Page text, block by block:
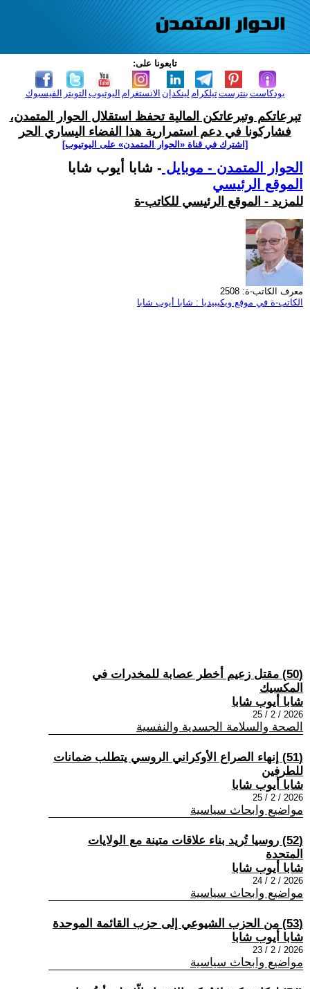
تابعونا على:
الفيسبوك التويتر اليوتيوب الانستغرام لينكدإن تيلكرامبنترست بودكاست
تبرعاتكم وتبرعاتكن المالية تحفظ استقلال الحوار المتمدن،
فشاركونا في دعم استمرارية هذا الفضاء اليساري الحر
[اشترك في قناة ‫«الحوار المتمدن» على اليوتيوب]
الحوار المتمدن - موبايل - شابا أيوب شابا
الموقع الرئيسي
للمزيد - الموقع الرئيسي للكاتب-ة
معرف الكاتب-ة: 2508
الكاتب-ة في موقع ويكيبيديا : شابا أيوب شابا
(50) مقتل زعيم أخطر عصابة للمخدرات في
المكسيك
شابا أيوب شابا
2026 / 2 / 25
الصحة والسلامة الجسدية والنفسية
(51) إنهاء الصراع الأوكراني الروسي يتطلب ضمانات
للطرفين
شابا أيوب شابا
2026 / 2 / 25
مواضيع وابحاث سياسية
(52) روسيا تُريد بناء علاقات متينة مع الولايات
المتحدة
شابا أيوب شابا
2026 / 2 / 24
مواضيع وابحاث سياسية
(53) من الحزب الشيوعي إلى حزب القائمة الموحدة
شابا أيوب شابا
2026 / 2 / 23
مواضيع وابحاث سياسية